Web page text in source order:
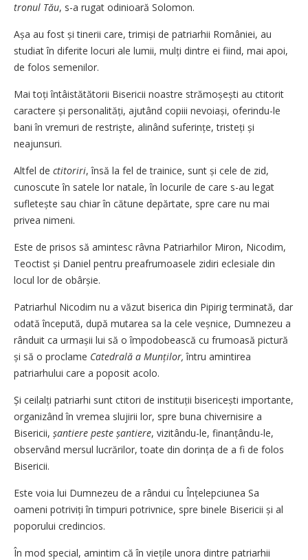
tronul Tău, s-a rugat odinioară Solomon.
Așa au fost și tinerii care, trimiși de patriarhii României, au
studiat în diferite locuri ale lumii, mulți dintre ei fiind, mai apoi,
de folos semenilor.
Mai toți întâistătătorii Bisericii noastre strămoșești au ctitorit
caractere și personalități, ajutând copiii nevoiași, oferin­du-le
bani în vremuri de restriș­te, alinând suferințe, tristeți și
neajunsuri.
Altfel de ctitoriri, însă la fel de trainice, sunt și cele de zid,
cunoscute în satele lor natale, în locurile de care s-au legat
sufle­tește sau chiar în cătune depărtate, spre care nu mai
privea nimeni.
Este de prisos să amintesc râvna Patriarhilor Miron, Nicodim,
Teoctist și Daniel pentru preafrumoasele zidiri eclesiale din
locul lor de obârșie.
Patriarhul Nicodim nu a văzut biserica din Pipirig terminată, dar
odată începută, după mutarea sa la cele veșnice, Dumnezeu a
rânduit ca urmașii lui să o împodobească cu frumoasă pictură
și să o proclame Catedrală a Munților,întru amintirea
patriarhului care a poposit acolo.
Și ceilalți patriarhi sunt ctitori de instituții bisericești importante,
organizând în vremea slujirii lor, spre buna chivernisire a
Bisericii, șantiere peste șantiere, vizitându-le, finanțându-le,
observând mersul lucrărilor, toate din dorința de a fi de folos
Bisericii.
Este voia lui Dumnezeu de a rândui cu Înțelepciunea Sa
oameni potriviți în timpuri potrivnice, spre binele Bisericii și al
poporului credincios.
În mod special, amintim că în viețile unora dintre patriarhii